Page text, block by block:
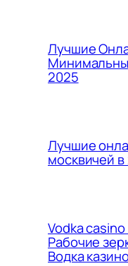
Лучшие
2025
Лучшие
москвичей
Vodka
Рабочие
Водка